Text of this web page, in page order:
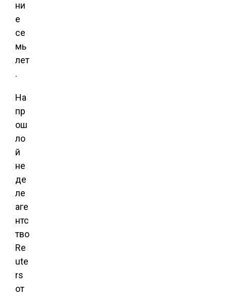
ни
е
се
мь
лет
.
На
пр
ош
ло
й
не
де
ле
аге
нтс
тво
Re
ute
rs
от